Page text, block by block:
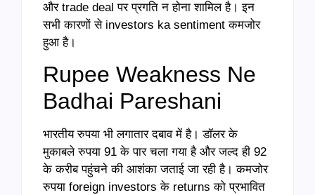
और trade deal पर प्रगति न होना शामिल है। इन
सभी कारणों से investors ka sentiment कमजोर
हुआ है।
Rupee Weakness Ne
Badhai Pareshani
भारतीय रुपया भी लगातार दबाव में है। डॉलर के
मुकाबले रुपया 91 के पार चला गया है और जल्द ही 92
के करीब पहुंचने की आशंका जताई जा रही है। कमजोर
रुपया foreign investors के returns को प्रभावित